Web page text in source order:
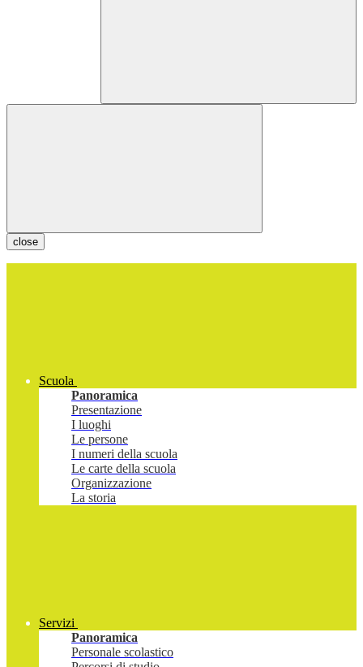
close
Scuola
Panoramica
Presentazione
I luoghi
Le persone
I numeri della scuola
Le carte della scuola
Organizzazione
La storia
Servizi
Panoramica
Personale scolastico